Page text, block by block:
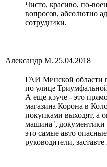
Чисто, красиво, по-
вопросов, абсолютно
сотрудники.
Александр М. 25.04.2018
ГАИ Минской области
по улице
А еще круче - это
магазина Корона в
покупками выходят, а
машина", документики
это самые авто
руководители,